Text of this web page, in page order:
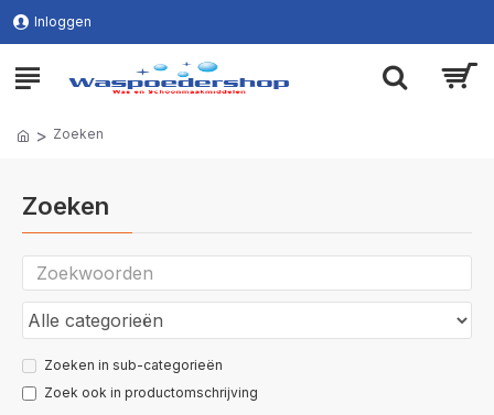
Inloggen
Zoeken
Zoeken
Zoeken in sub-categorieën
Zoek ook in productomschrijving